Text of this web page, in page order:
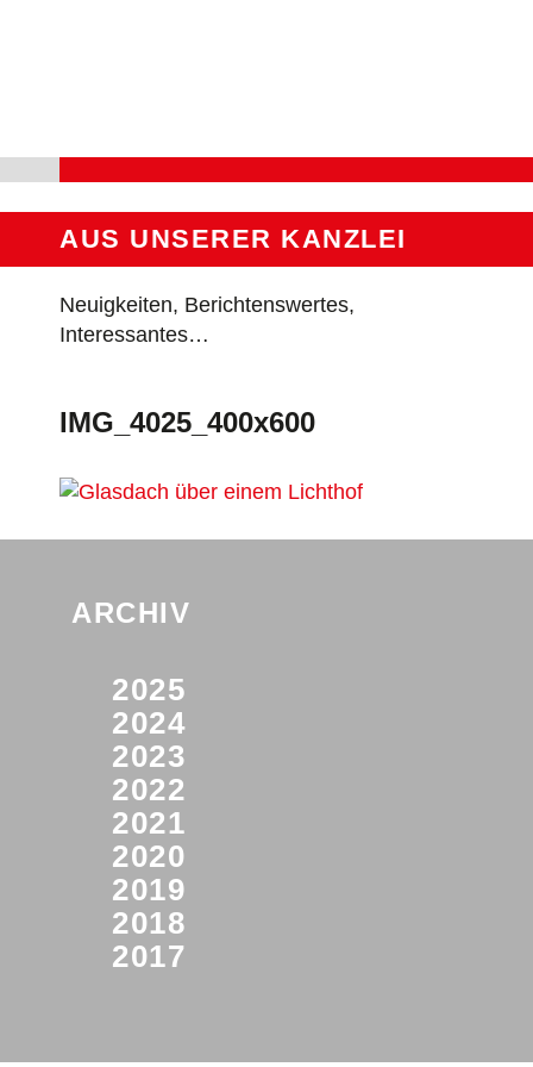
AUS UNSERER KANZLEI
Neuigkeiten, Berichtenswertes,
Interessantes…
IMG_4025_400x600
ARCHIV
2025
2024
2023
2022
2021
2020
2019
2018
2017